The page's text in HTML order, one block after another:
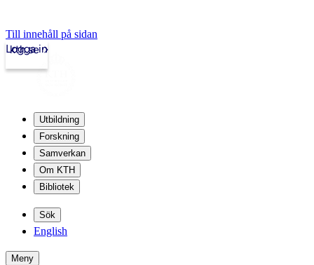
Till innehåll på sidan
kth.se
Logga in
Utbildning
Forskning
Samverkan
Om KTH
Bibliotek
Sök
English
Meny